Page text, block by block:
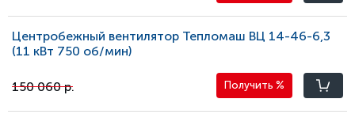
Центробежный вентилятор Тепломаш ВЦ 14-46-6,3
(11 кВт 750 oб/мин)
150 060 р. Получить %